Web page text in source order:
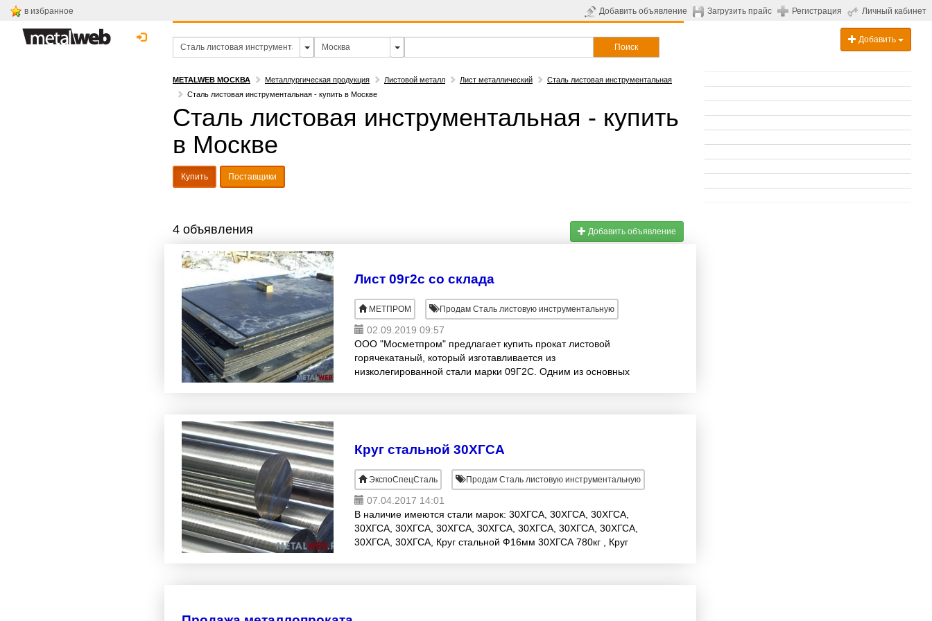
в избранное Добавить объявление Загрузить прайс Регистрация Личный кабинет
Поиск
Добавить
METALWEB МОСКВА Металлургическая продукция Листовой металл Лист металлический
Сталь листовая инструментальная
Сталь листовая инструментальная - купить в Москве
Сталь листовая инструментальная - купить
в Москве
Купить Поставщики
4 объявления Добавить объявление
Лист 09г2с со склада
МЕТПРОМ Продам Сталь листовую инструментальную
02.09.2019 09:57
ООО "Мосметпром" предлагает купить прокат листовой
горячекатаный, который изготавливается из
низколегированной стали марки 09Г2С. Одним из основных
Круг стальной 30ХГСА
ЭкспоСпецСталь Продам Сталь листовую инструментальную
07.04.2017 14:01
В наличие имеются стали марок: 30ХГСА, 30ХГСА, 30ХГСА,
30ХГСА, 30ХГСА, 30ХГСА, 30ХГСА, 30ХГСА, 30ХГСА, 30ХГСА,
30ХГСА, 30ХГСА, Круг стальной Ф16мм 30ХГСА 780кг , Круг